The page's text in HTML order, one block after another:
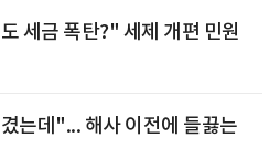
세금 폭탄?" 세제 개편 민원
는데"... 해사 이전에 들끓는